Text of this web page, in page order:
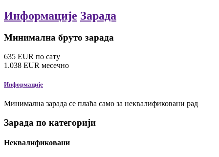
Информације Зарада
Минимална бруто зарада
635 EUR по сату
1.038 EUR месечно
Информације
Минимална зарада се плаћа само за неквалификовани рад
Зарада по категорији
Неквалификовани